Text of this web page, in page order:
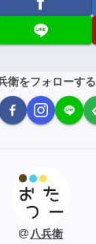
衛をフォローする
八兵衛